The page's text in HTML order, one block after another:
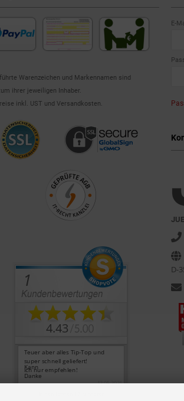
Warenzeichen und Markennamen sind
ihrer jeweiligen Inhaber.
inkl. UST und Versandkosten.
E-
D-